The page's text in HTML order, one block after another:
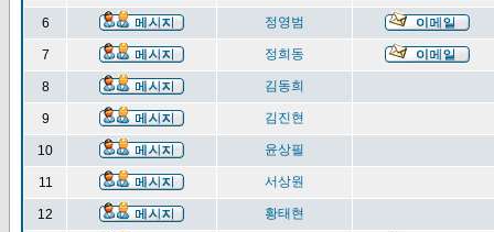
6 정영범
7 정희동
8 김동희
9 김진현
10 윤상필
11 서상원
12 황태현